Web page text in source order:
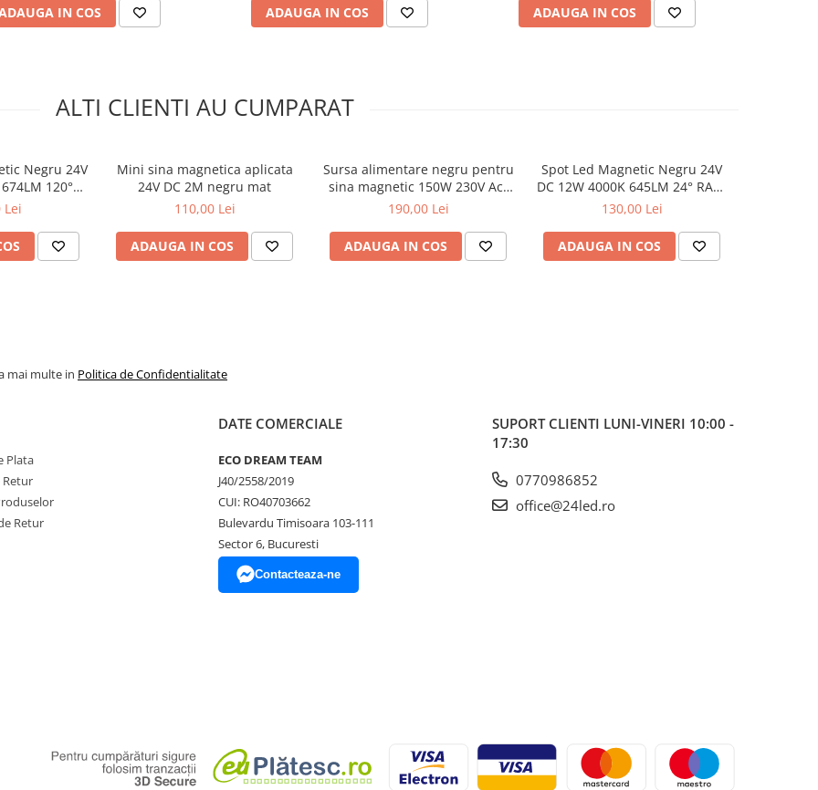
IN COS ADAUGA IN COS ADAUGA IN COS
ALTI CLIENTI AU CUMPARAT
Negru 24V
120°
Lei
Mini sina magnetica aplicata
24V DC 2M negru mat
110,00 Lei
ADAUGA IN COS
Sursa alimentare negru pentru
sina magnetic 150W 230V Ac-
24V
190,00 Lei
ADAUGA IN COS
Spot Led Magnetic Negru 24V
DC 12W 4000K 645LM 24° RA90
Ø43*L110
130,00 Lei
ADAUGA IN COS
mai multe in Politica de Confidentialitate
Plata
Retur
Retur
DATE COMERCIALE
ECO DREAM TEAM
J40/2558/2019
CUI: RO40703662
Bulevardu Timisoara 103-111
Sector 6, Bucuresti
Contacteaza-ne
SUPORT CLIENTI LUNI-VINERI 10:00 -
17:30
0770986852
office@24led.ro